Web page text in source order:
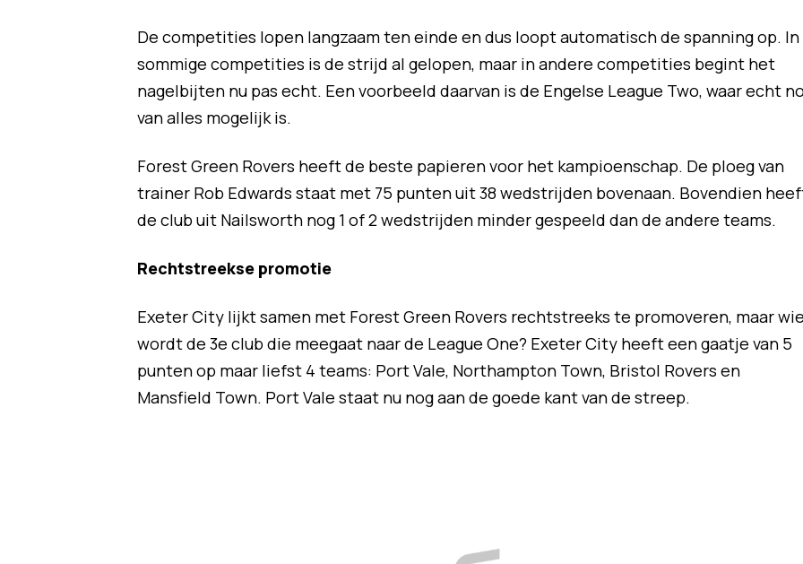
De competities lopen langzaam ten einde en dus loopt automatisch de spanning op. In
sommige competities is de strijd al gelopen, maar in andere competities begint het
nagelbijten nu pas echt. Een voorbeeld daarvan is de Engelse League Two, waar echt
van alles mogelijk is.
Forest Green Rovers heeft de beste papieren voor het kampioenschap. De ploeg van
trainer Rob Edwards staat met 75 punten uit 38 wedstrijden bovenaan. Bovendien
de club uit Nailsworth nog 1 of 2 wedstrijden minder gespeeld dan de andere teams.
Rechtstreekse promotie
Exeter City lijkt samen met Forest Green Rovers rechtstreeks te promoveren, maar wie
wordt de 3e club die meegaat naar de League One? Exeter City heeft een gaatje van 5
punten op maar liefst 4 teams: Port Vale, Northampton Town, Bristol Rovers en
Mansfield Town. Port Vale staat nu nog aan de goede kant van de streep.